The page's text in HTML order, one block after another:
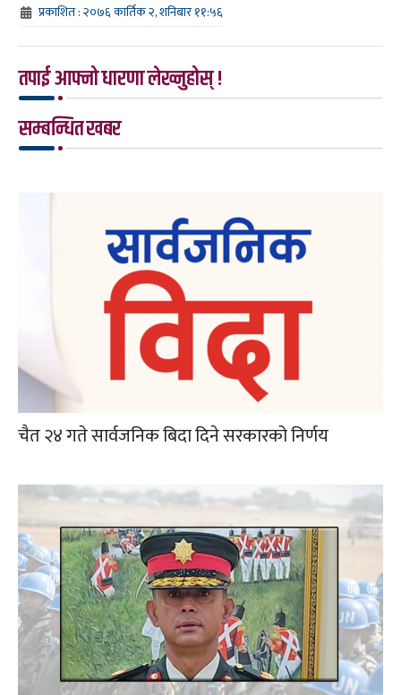
प्रकाशित : २०७६ कार्तिक २, शनिबार ११:५६
तपाई आफ्नो धारणा लेख्नुहोस् !
सम्बन्धित खबर
चैत २४ गते सार्वजनिक बिदा दिने सरकारको निर्णय